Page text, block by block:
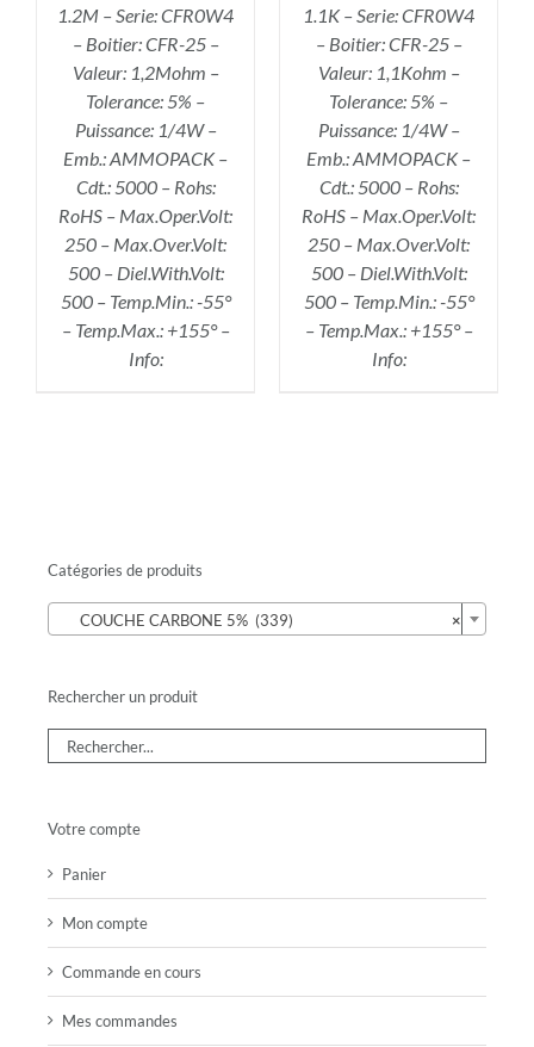
1.2M – Serie: CFR0W4
– Boitier: CFR-25 –
Valeur: 1,2Mohm –
Tolerance: 5% –
Puissance: 1/4W –
Emb.: AMMOPACK –
Cdt.: 5000 – Rohs:
RoHS – Max.Oper.Volt:
250 – Max.Over.Volt:
500 – Diel.With.Volt:
500 – Temp.Min.: -55°
– Temp.Max.: +155° –
Info:
1.1K – Serie: CFR0W4
– Boitier: CFR-25 –
Valeur: 1,1Kohm –
Tolerance: 5% –
Puissance: 1/4W –
Emb.: AMMOPACK –
Cdt.: 5000 – Rohs:
RoHS – Max.Oper.Volt:
250 – Max.Over.Volt:
500 – Diel.With.Volt:
500 – Temp.Min.: -55°
– Temp.Max.: +155° –
Info:
Catégories de produits
×
COUCHE CARBONE 5% (339)
Rechercher un produit
Votre compte
Panier
Mon compte
Commande en cours
Mes commandes